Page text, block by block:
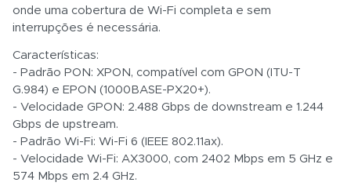
onde uma cobertura de Wi-Fi completa e sem
interrupções é necessária.
Características:
- Padrão PON: XPON, compatível com GPON (ITU-T
G.984) e EPON (1000BASE-PX20+).
- Velocidade GPON: 2.488 Gbps de downstream e 1.244
Gbps de upstream.
- Padrão Wi-Fi: Wi-Fi 6 (IEEE 802.11ax).
- Velocidade Wi-Fi: AX3000, com 2402 Mbps em 5 GHz e
574 Mbps em 2.4 GHz.